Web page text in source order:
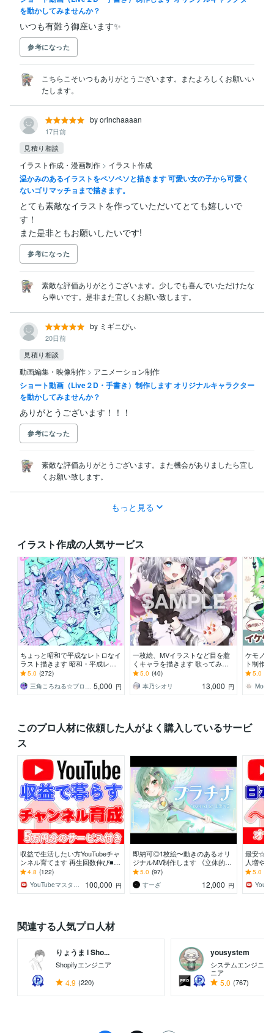
を動かしてみませんか？
いつも有難う御座います✨
参考になった
こちらこそいつもありがとうございます。またよろしくお願いい
たします。
by orinchaaaan
17日前
見積り相談
イラスト作成・漫画制作 > イラスト作成
温かみのあるイラストをペソペソと描きます 可愛い女の子から可愛く
ないゴリマッチョまで描きます。
とても素敵なイラストを作っていただいてとても嬉しいで
す！
また是非ともお願いしたいです!
参考になった
素敵な評価ありがとうございます。少しでも喜んでいただけたな
ら幸いです。是非また宜しくお願い致します。
by ミギニぴぃ
20日前
見積り相談
動画編集・映像制作 > アニメーション制作
ショート動画（Live２D・手書き）制作します オリジナルキャラクター
を動かしてみませんか？
ありがとうございます！！！
参考になった
素敵な評価ありがとうございます。また機会がありましたら宜し
くお願い致します。
もっと見る
イラスト作成の人気サービス
ちょっと昭和で平成なレトロなイ
ラスト描きます 昭和・平成レト
ロ☆ネオン☆パステル
5.0 (272)
5,000 円
一枚絵、MVイラストなど目を惹
くキャラを描きます 歌ってみ
た、パネル開け、記念、サムネ、
特典など対応中です！！
5.0 (40)
本乃シオリ
13,000 円
ケモノ
ト制作
tuberに
5.0
このプロ人材に依頼した人がよく購入しているサービ
ス
収益で生活したい方YouTubeチャ
ンネル育てます 再生回数伸び■5
万円相当サービスが無料で付属■
4.8 (122)
YouTubeマスターマーケティング
100,000 円
即納可◎1枚絵〜動きのあるオリ
ジナルMV制作します 《立体的
な》動きをつけあなただけのオリ
ジナルMVを制作します
5.0 (97)
すーざ
12,000 円
最安
人増や
ー■安心
5.0
関連する人気プロ人材
りょうま l Sho...
Shopifyエンジニア
4.9 (220)
yousystem
システムエンジニア
ニア
5.0 (767)